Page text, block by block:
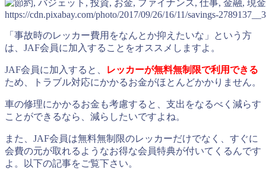
https://cdn.pixabay.com/photo/2017/09/26/16/11/savings-
「事故時のレッカー費用をなんとか抑えたいな」という方
は、JAF会員に加入することをオススメしますよ。
JAF会員に加入すると、
レッカーが無料無制限で利用できる
ため、トラブル対応にかかるお金がほとんどかかりません。
車の修理にかかるお金も考慮すると、支出をなるべく減らす
ことができるなら、減らしたいですよね。
また、JAF会員は無料無制限のレッカーだけでなく、すぐに
会費の元が取れるようなお得な会員特典が付いてくるんです
よ。以下の記事をご覧下さい。